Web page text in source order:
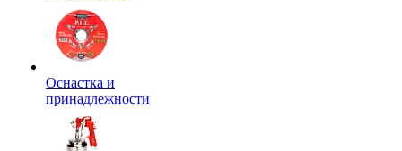
Оснастка и
принадлежности